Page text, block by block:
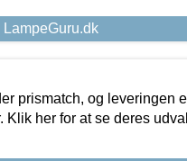
prismatch, og leveringen
Klik her for at se deres